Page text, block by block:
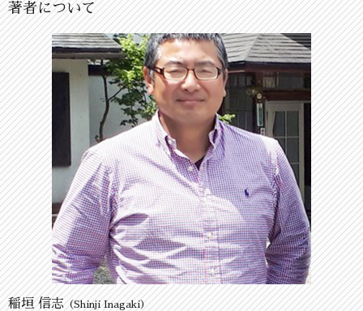
著者について
稲垣 信志（Shinji Inagaki）